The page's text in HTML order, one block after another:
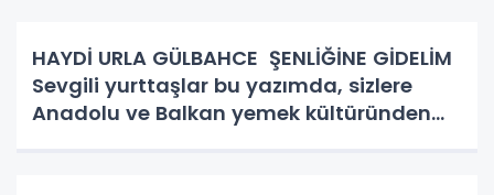
HAYDİ URLA GÜLBAHCE ŞENLİĞİNE GİDELİM
Sevgili yurttaşlar bu yazımda, sizlere
Anadolu ve Balkan yemek kültüründen